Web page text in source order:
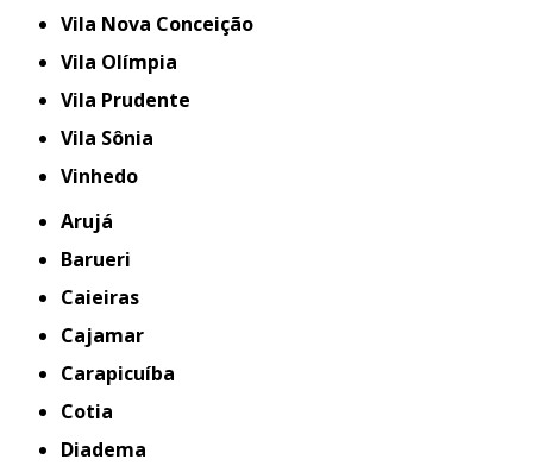
Vila Nova Conceição
Vila Olímpia
Vila Prudente
Vila Sônia
Vinhedo
Arujá
Barueri
Caieiras
Cajamar
Carapicuíba
Cotia
Diadema